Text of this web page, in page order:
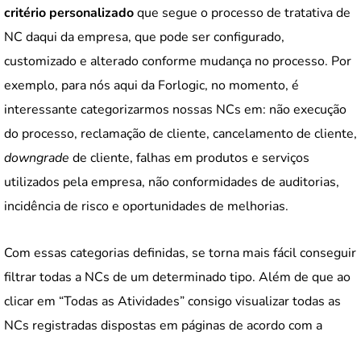
critério personalizadoque segue o processo de tratativa de
NC daqui da empresa, que pode ser configurado,
customizado e alterado conforme mudança no processo. Por
exemplo, para nós aqui da Forlogic, no momento, é
interessante categorizarmos nossas NCs em: não execução
do processo, reclamação de cliente, cancelamento de cliente,
downgrade de cliente, falhas em produtos e serviços
utilizados pela empresa, não conformidades de auditorias,
incidência de risco e oportunidades de melhorias.
Com essas categorias definidas, se torna mais fácil conseguir
filtrar todas a NCs de um determinado tipo. Além de que ao
clicar em “Todas as Atividades” consigo visualizar todas as
NCs registradas dispostas em páginas de acordo com a